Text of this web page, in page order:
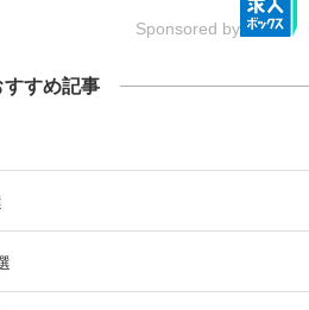
Sponsored by
すすめ記事